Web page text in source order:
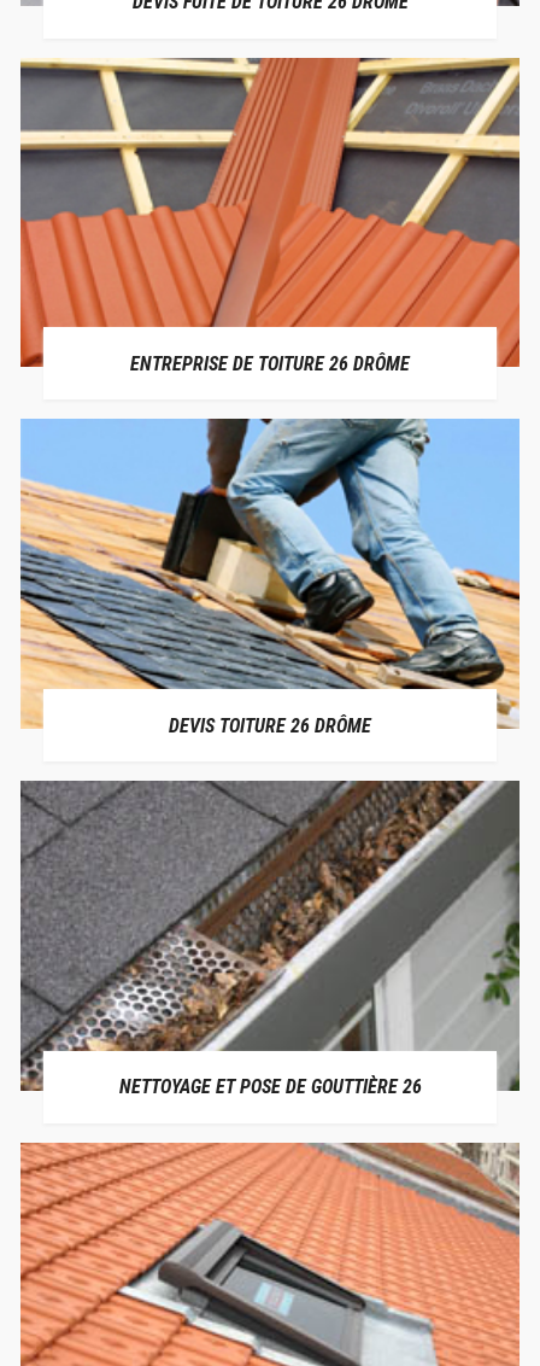
ENTREPRISE DE TOITURE 26 DRÔME
DEVIS TOITURE 26 DRÔME
NETTOYAGE ET POSE DE GOUTTIÈRE 26